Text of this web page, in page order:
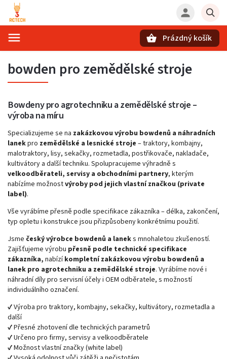
Prázdný košík
bowden pro zemědělské stroje
Bowdeny pro agrotechniku a zemědělské stroje –
výroba na míru
Specializujeme se na zakázkovou výrobu bowdenů a náhradních
lanekpro zemědělské a lesnické stroje – traktory, kombajny,
malotraktory, lisy, sekačky, rozmetadla, postřikovače, nakladače,
kultivátory a další techniku. Spolupracujeme výhradně s
velkoodběrateli, servisy a obchodními partnery, kterým
nabízíme možnostvýroby pod jejich vlastní značkou (private
label).
Vše vyrábíme přesně podle specifikace zákazníka – délka, zakončení,
typ opletu i konstrukce jsou přizpůsobeny konkrétnímu použití.
Jsme český výrobce bowdenů a laneks mnohaletou zkušeností.
Zajišťujeme výrobu přesně podle technické specifikace
zákazníka, nabízíkompletní zakázkovou výrobu bowdenů a
lanek pro agrotechniku a zemědělské stroje. Vyrábíme nové i
náhradní díly pro servisní účely i OEM odběratele, s možností
individuálního označení.
✔️ Výroba pro traktory, kombajny, sekačky, kultivátory, rozmetadla a
další
✔️ Přesné zhotovení dle technických parametrů
✔️ Určeno pro firmy, servisy a velkoodběratele
✔️ Možnost vlastní značky (white label)